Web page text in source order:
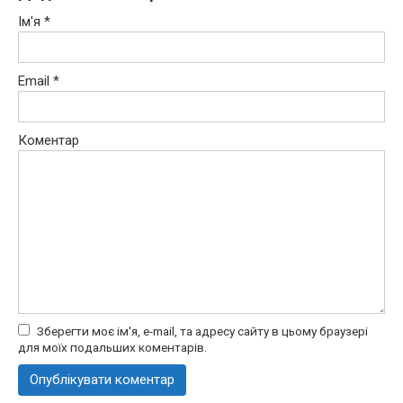
Ім'я *
Email *
Коментар
Зберегти моє ім'я, e-mail, та адресу сайту в цьому браузері
для моїх подальших коментарів.